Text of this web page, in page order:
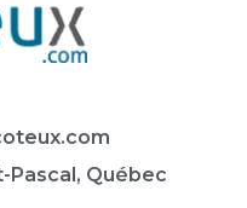
Pascal, Québec